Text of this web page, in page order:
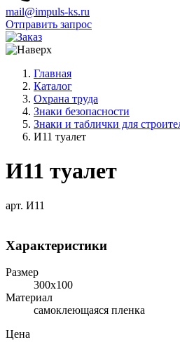
mail@impuls-ks.ru
Отправить запрос
Главная
Каталог
Охрана труда
Знаки безопасности
Знаки и таблички для
И11 туалет
И11 туалет
арт. И11
Характеристики
Размер
300х100
Материал
самоклеющаяся пленка
Цена